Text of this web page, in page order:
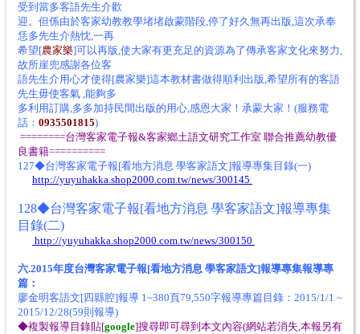
受到當多客語先生介歡
迎。但係由於客家幼教教學堵堵啟蒙階段,停了好久無再出版,這次承奉
恁多先生介熱忱,一再
希望[農家樂]可以再版,使大家有更充足的資源為了傳承客家文化來努力,
故所崖兜感謝各位客
語先生介用心才使得[農家樂]這本教材書做得順利出版,希望所有的客語
先生毋使客氣 ,能夠多
多利用訂購,多多加持民間出版的用心,感恩大家！承蒙大家！(服務電
話： 0935501815)
========台灣客家電子報&客家鄉土語文研究工作室 聯合推薦幼教優
良書籍==========
127◆台灣客家電子報[看地方消息 學客家語文]報導專集目錄(一)
http://yuyuhakka.shop2000.com.tw/news/300145
128◆台灣客家電子報[看地方消息 學客家語文]報導專集
目錄(二)
http://yuyuhakka.shop2000.com.tw/news/300150
六.2015年度台灣客家電子報[看地方消息 學客家語文]報導專集報導專
篇：
廖金明客語文[四縣腔]報導 1~380頁79,550字報導專篇目錄：2015/1/1 ~
2015/12/28(59則報導)
◆複製報導目錄貼[google]搜尋即可尋到本文內容(網站若消失,本報另有